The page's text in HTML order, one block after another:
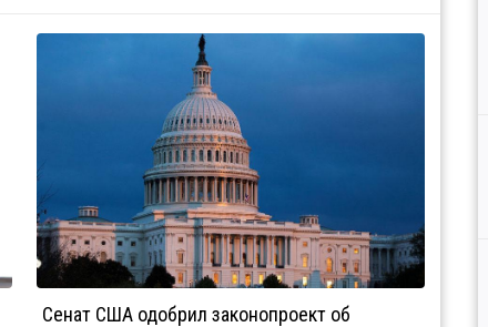
Сенат США одобрил законопроект об